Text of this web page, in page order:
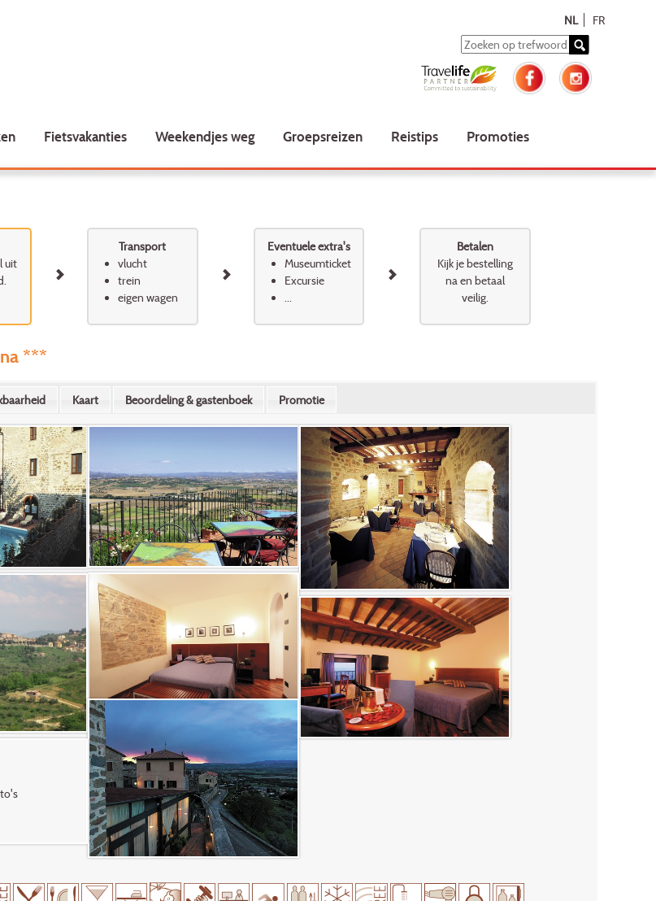
NL FR
Fietsvakanties Weekendjes weg Groepsreizen Reistips Promoties
uit
Transport
vlucht
trein
eigen wagen
Eventuele extra's
Museumticket
Excursie
Betalen
Kijk je bestelling
na en betaal
veilig.
***
Kaart Beoordeling & gastenboek Promotie